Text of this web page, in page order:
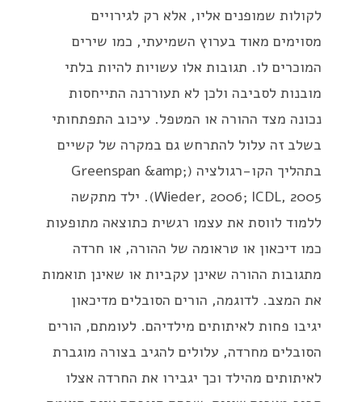
לקולות שמופנים אליו, אלא רק לגירויים
מסוימים מאוד בערוץ השמיעתי, כמו שירים
המוכרים לו. תגובות אלו עשויות להיות בלתי
מובנות לסביבה ולכן לא תעוררנה התייחסות
נכונה מצד ההורה או המטפל. עיכוב התפתחותי
בשלב זה עלול להתרחש גם במקרה של קשיים
בתהליך הקו-רגולציה (Greenspan &amp;
Wieder, 2006; ICDL, 2005). ילד מתקשה
ללמוד לווסת את עצמו רגשית כתוצאה מתופעות
כמו דיכאון או טראומה של ההורה, או חרדה
מתגובות ההורה שאינן עקביות או שאינן תואמות
את המצב. לדוגמה, הורים הסובלים מדיכאון
יגיבו פחות לאיתותים מילדיהם. לעומתם, הורים
הסובלים מחרדה, עלולים להגיב בצורה מוגברת
לאיתותים מהילד וכך יגבירו את החרדה אצלו